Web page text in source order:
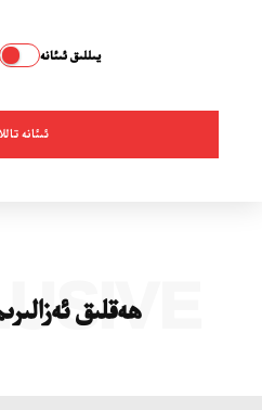
تور
يىللىق ئىئانە
ئىئانە
ھەقلىق